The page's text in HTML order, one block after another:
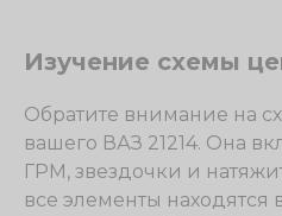
Изучение схемы
Обратите внимание на
вашего ВАЗ 21214. Она
ГРМ, звездочки и
все элементы